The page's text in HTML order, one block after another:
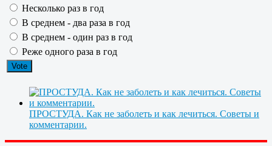
Несколько раз в год
В среднем - два раза в год
В среднем - один раз в год
Реже одного раза в год
ПРОСТУДА. Как не заболеть и как лечиться. Советы и
комментарии.